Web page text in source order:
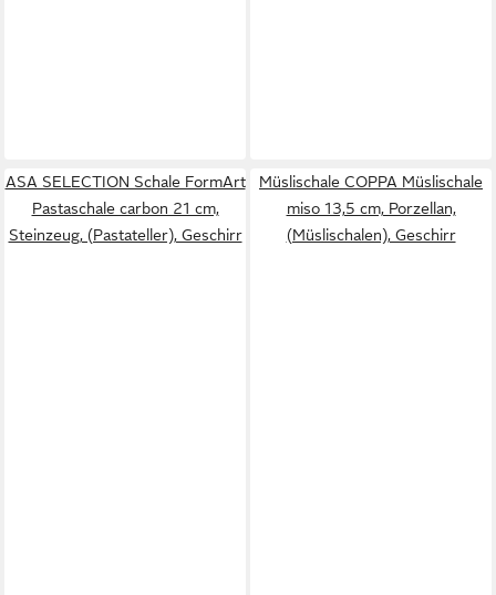
ASA SELECTION Schale FormArt
Pastaschale carbon 21 cm,
Steinzeug, (Pastateller), Geschirr
Müslischale COPPA Müslischale
miso 13,5 cm, Porzellan,
(Müslischalen), Geschirr